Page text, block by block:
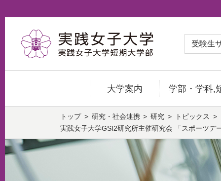
受験生
大学案内 学部・学科,
トップ 研究・社会連携 研究
トピックス
実践女子大学GSI2研究所主催研究会 「スポーツ